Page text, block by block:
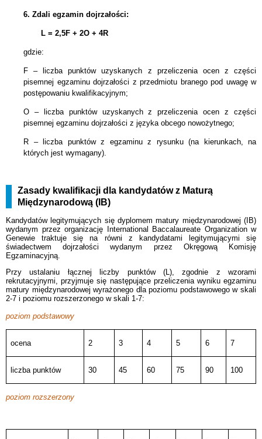
6. Zdali egzamin dojrzałości:
L = 2,5F + 2O + 4R
gdzie:
F – liczba punktów uzyskanych z przeliczenia ocen z części
pisemnej egzaminu dojrzałości z przedmiotu branego pod uwagę w
postępowaniu kwalifikacyjnym;
O – liczba punktów uzyskanych z przeliczenia ocen z części
pisemnej egzaminu dojrzałości z języka obcego nowożytnego;
R – liczba punktów z egzaminu z rysunku (na kierunkach, na
których jest wymagany).
Zasady kwalifikacji dla kandydatów z Maturą
Międzynarodową (IB)
Kandydatów legitymujących się dyplomem matury międzynarodowej (IB)
wydanym przez organizację International Baccalaureate Organization w
Genewie traktuje się na równi z kandydatami legitymującymi się
świadectwem dojrzałości wydanym przez Okręgową Komisję
Egzaminacyjną.
Przy ustalaniu łącznej liczby punktów (L), zgodnie z wzorami
rekrutacyjnymi, przyjmuje się następujące przeliczenia wyniku egzaminu
matury międzynarodowej wyrażonego dla poziomu podstawowego w skali
2-7 i poziomu rozszerzonego w skali 1-7:
poziom podstawowy
ocena 2 3 4 5 6 7
liczba punktów 30 45 60 75 90 100
poziom rozszerzony